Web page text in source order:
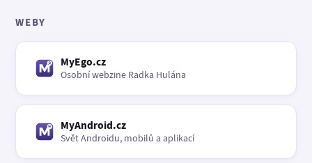
WEBY
MyEgo.cz
Osobní webzine Radka Hulána
MyAndroid.cz
Svět Androidu, mobilů a aplikací